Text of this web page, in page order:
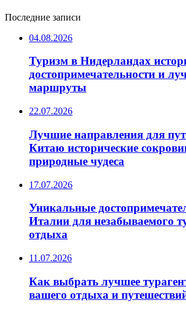
Последние записи
04.08.2026
Туризм в Нидерландах
достопримечательности и
маршруты
22.07.2026
Лучшие направления для
Китаю исторические
природные чудеса
17.07.2026
Уникальные
Италии для незабываемого
отдыха
11.07.2026
Как выбрать лучшее
вашего отдыха и